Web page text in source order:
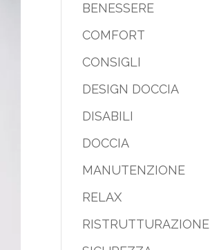
BENESSERE
COMFORT
CONSIGLI
DESIGN DOCCIA
DISABILI
DOCCIA
MANUTENZIONE
RELAX
RISTRUTTURAZIONE